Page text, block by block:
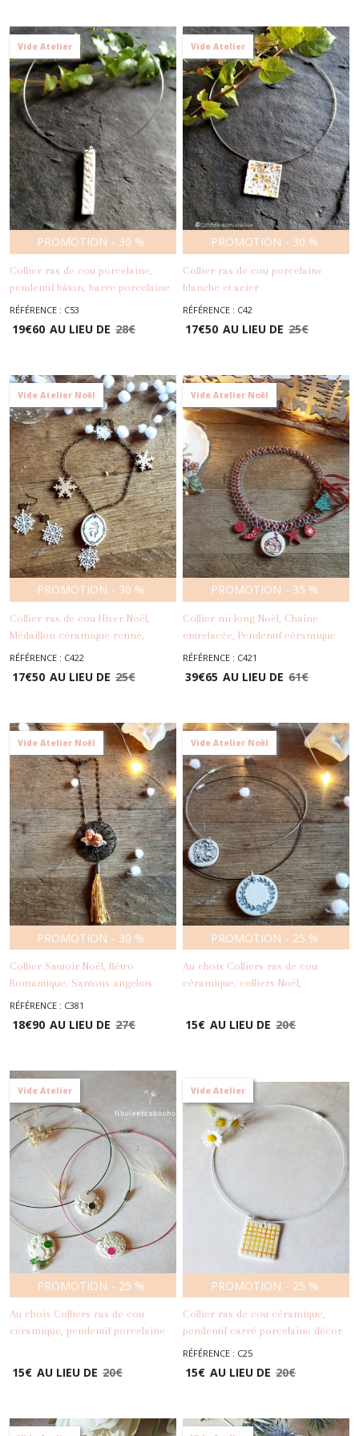
Vide Atelier
PROMOTION - 30 %
Collier ras de cou porcelaine,
pendentif bâton, barre porcelaine
blanche, acier inoxydable,
RÉFÉRENCE : C53
19€60 AU LIEU DE 28€
Vide Atelier
PROMOTION - 30 %
Collier ras de cou porcelaine
blanche et acier
inoxydable,pendentif feuilles
RÉFÉRENCE : C42
17€50 AU LIEU DE 25€
Vide Atelier Noël
PROMOTION - 30 %
Collier ras de cou Hiver Noël,
Médaillon céramique renne,
Flocons bois, Chaîne bronze
RÉFÉRENCE : C422
17€50 AU LIEU DE 25€
Vide Atelier Noël
PROMOTION - 35 %
Collier mi-long Noël, Chaîne
entrelacée, Pendentif céramique
artisanale, Breloques bois Noël,
-Colliers
RÉFÉRENCE : C421
39€65 AU LIEU DE 61€
Vide Atelier Noël
PROMOTION - 30 %
Collier Sautoir Noël, Rétro
Romantique, Santons angelots
argile, Estampe filigranée, Chaîne
Colliers
RÉFÉRENCE : C381
18€90 AU LIEU DE 27€
Vide Atelier Noël
PROMOTION - 25 %
Au choix Colliers ras de cou
céramique, colliers Noël,
15€ AU LIEU DE 20€
Vide Atelier
PROMOTION - 25 %
Au choix Colliers ras de cou
céramique, pendentif porcelaine
15€ AU LIEU DE 20€
Vide Atelier
PROMOTION - 25 %
Collier ras de cou céramique,
pendentif carré porcelaine décor
damier orange et jaune
RÉFÉRENCE : C25
15€ AU LIEU DE 20€